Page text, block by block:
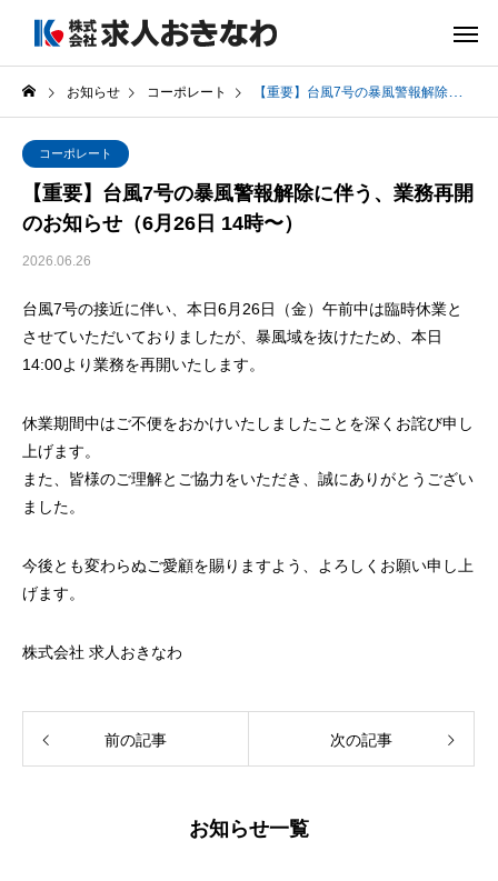
お知らせ コーポレート 【重要】台風7号の暴風警報解除に伴う、業務再開のお知らせ（6月26日 14時〜）
コーポレート
【重要】台風7号の暴風警報解除に伴う、業務再開
のお知らせ（6月26日 14時〜）
2026.06.26
台風7号の接近に伴い、本日6月26日（金）午前中は臨時休業と
させていただいておりましたが、暴風域を抜けたため、本日
14:00より業務を再開いたします。
休業期間中はご不便をおかけいたしましたことを深くお詫び申し
上げます。
また、皆様のご理解とご協力をいただき、誠にありがとうござい
ました。
今後とも変わらぬご愛顧を賜りますよう、よろしくお願い申し上
げます。
株式会社 求人おきなわ
前の記事 次の記事
お知らせ一覧